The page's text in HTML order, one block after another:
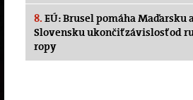
8. EÚ: Brusel pomáha Maďarsku
Slovensku ukončiť závislosť od
ropy